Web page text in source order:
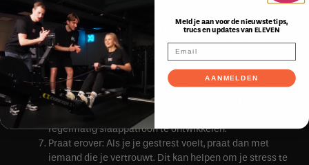
van stress en het verbeteren van je slaap. Probeer elke
dag minstens 30 minuten te bewegen.
Beperk Cafeïne en Alcohol: Beide kunnen je slaap
verstoren. Probeer deze inname te beperken, vooral in
de uren voor het slapengaan.
Zorg voor een Regelmatige Slaaproutine: Probeer elke
dag op dezelfde tijd naar bed te gaan en op te staan,
zelfs in het weekend. Dit helpt je lichaam een
regelmatig slaappatroon te ontwikkelen.
Praat erover: Als je je gestrest voelt, praat dan met
iemand die je vertrouwt. Dit kan helpen om je stress te
Meld je aan voor de nieuwste tips,
trucs en updates van ELEVEN
AANMELDEN